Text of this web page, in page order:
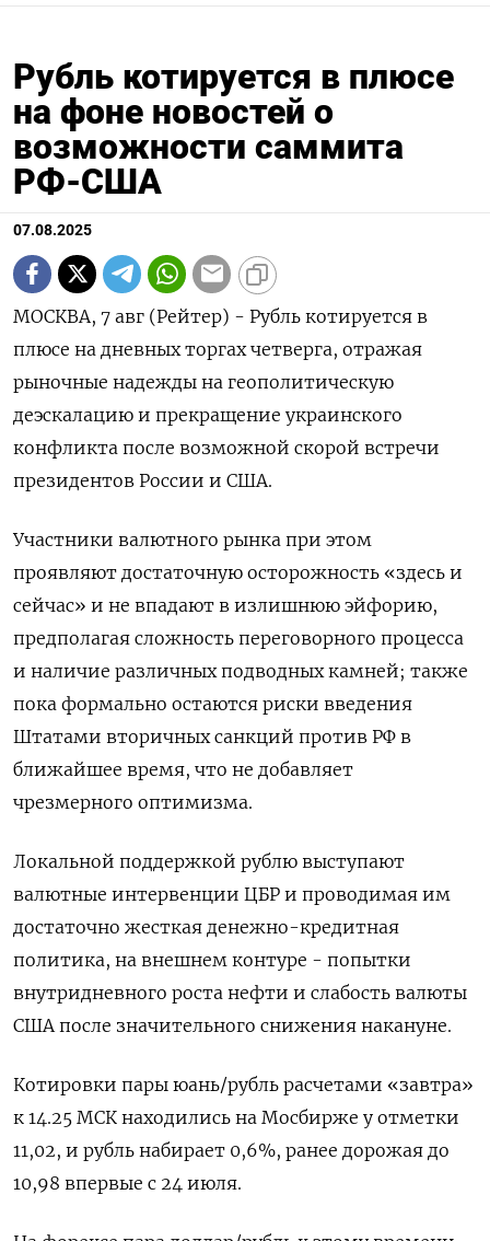
Рубль котируется в плюсе
на фоне новостей о
возможности саммита
РФ-США
07.08.2025
МОСКВА, 7 авг (Рейтер) - Рубль котируется в
плюсе на дневных торгах четверга, отражая
рыночные надежды на геополитическую
деэскалацию и прекращение украинского
конфликта после возможной скорой встречи
президентов России и США.
Участники валютного рынка при этом
проявляют достаточную осторожность «здесь и
сейчас» и не впадают в излишнюю эйфорию,
предполагая сложность переговорного процесса
и наличие различных подводных камней; также
пока формально остаются риски введения
Штатами вторичных санкций против РФ в
ближайшее время, что не добавляет
чрезмерного оптимизма.
Локальной поддержкой рублю выступают
валютные интервенции ЦБР и проводимая им
достаточно жесткая денежно-кредитная
политика, на внешнем контуре - попытки
внутридневного роста нефти и слабость валюты
США после значительного снижения накануне.
Котировки пары юань/рубль расчетами «завтра»
к 14.25 МСК находились на Мосбирже у отметки
11,02, и рубль набирает 0,6%, ранее дорожая до
10,98 впервые с 24 июля.